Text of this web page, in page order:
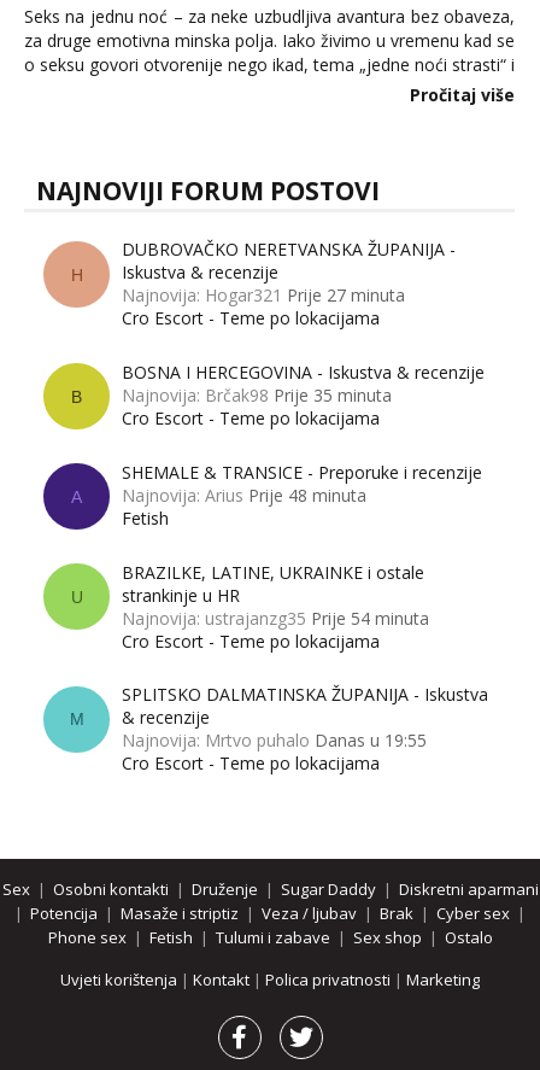
Seks na jednu noć – za neke uzbudljiva avantura bez obaveza,
za druge emotivna minska polja. Iako živimo u vremenu kad se
o seksu govori otvorenije nego ikad, tema „jedne noći strasti“ i
dalje izaziva burne rasprave. Što zapravo misle žene, a što
Pročitaj više
NAJNOVIJI FORUM POSTOVI
H
DUBROVAČKO NERETVANSKA ŽUPANIJA -
Iskustva & recenzije
Najnovija: Hogar321 Prije 27 minuta
Cro Escort - Teme po lokacijama
B
BOSNA I HERCEGOVINA - Iskustva & recenzije
Najnovija: Brčak98 Prije 35 minuta
Cro Escort - Teme po lokacijama
A
SHEMALE & TRANSICE - Preporuke i recenzije
Najnovija: Arius Prije 48 minuta
Fetish
U
BRAZILKE, LATINE, UKRAINKE i ostale
strankinje u HR
Najnovija: ustrajanzg35 Prije 54 minuta
Cro Escort - Teme po lokacijama
M
SPLITSKO DALMATINSKA ŽUPANIJA - Iskustva
& recenzije
Najnovija: Mrtvo puhalo Danas u 19:55
Cro Escort - Teme po lokacijama
Sex| Osobni kontakti | Druženje | Sugar Daddy| Diskretni aparmani
| Potencija | Masaže i striptiz | Veza / ljubav | Brak | Cyber sex |
Phone sex| Fetish | Tulumi i zabave | Sex shop | Ostalo
Uvjeti korištenja | Kontakt | Polica privatnosti | Marketing